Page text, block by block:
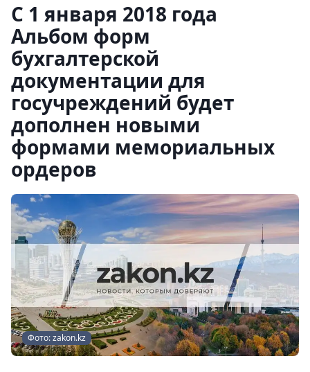
С 1 января 2018 года
Альбом форм
бухгалтерской
документации для
госучреждений будет
дополнен новыми
формами мемориальных
ордеров
Фото: zakon.kz